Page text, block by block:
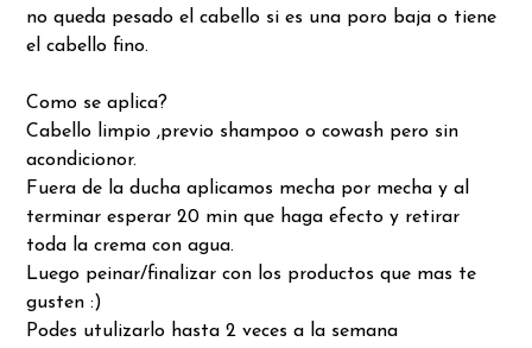
no queda pesado el cabello si es una poro baja o tiene
el cabello fino.
Como se aplica?
Cabello limpio ,previo shampoo o cowash pero sin
acondicionor.
Fuera de la ducha aplicamos mecha por mecha y al
terminar esperar 20 min que haga efecto y retirar
toda la crema con agua.
Luego peinar/finalizar con los productos que mas te
gusten :)
Podes utulizarlo hasta 2 veces a la semana